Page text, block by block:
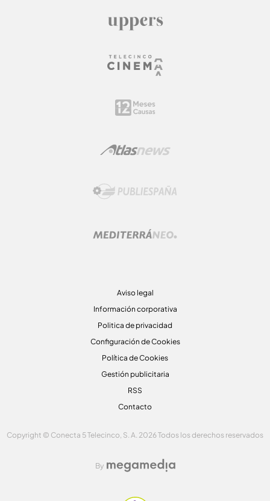
Aviso legal
Información corporativa
Politica de privacidad
Configuración de Cookies
Política de Cookies
Gestión publicitaria
RSS
Contacto
Copyright © Conecta 5 Telecinco, S. A. 2026 Todos los derechos reservados
By